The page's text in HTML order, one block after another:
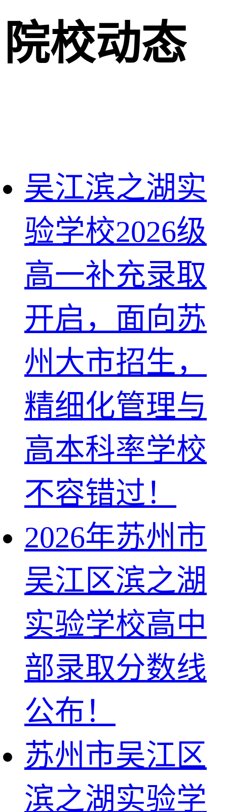
院校动态
吴江滨之湖实
验学校2026级
高一补充录取
开启，面向苏
州大市招生，
精细化管理与
高本科率学校
不容错过！
2026年苏州市
吴江区滨之湖
实验学校高中
部录取分数线
公布！
苏州市吴江区
滨之湖实验学